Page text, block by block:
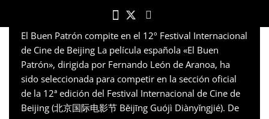
El Buen Patrón compite en el 12º Festival Internacional
de Cine de Beijing La película española «El Buen
Patrón», dirigida por Fernando León de Aranoa, ha
sido seleccionada para competir en la sección oficial
de la 12ª edición del Festival Internacional de Cine de
Beijing (北京国际电影节 Běijīng Guójì Diànyǐngjié). De